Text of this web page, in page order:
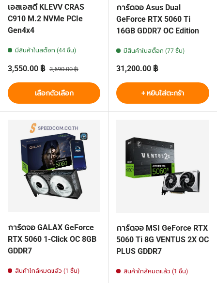
เอสเอสดี KLEVV CRAS
C910 M.2 NVMe PCIe
Gen4x4
มีสินค้าในสต็อก (44 ชิ้น)
ราคาส่วนลด
3,550.00 ฿ ราคาปกติ
3,690.00 ฿
เลือกตัวเลือก
การ์ดจอ Asus Dual
GeForce RTX 5060 Ti
16GB GDDR7 OC Edition
มีสินค้าในสต็อก (77 ชิ้น)
ราคาปกติ
31,200.00 ฿
+ หยิบใส่ตะกร้า
การ์ดจอ GALAX GeForce
RTX 5060 1-Click OC 8GB
GDDR7
สินค้าใกล้หมดแล้ว (1 ชิ้น)
การ์ดจอ MSI GeForce RTX
5060 Ti 8G VENTUS 2X OC
PLUS GDDR7
สินค้าใกล้หมดแล้ว (1 ชิ้น)